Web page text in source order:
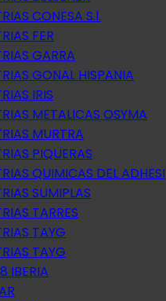
CONESA S.l.
FER
GARRA
GONAL HISPANIA
IRIS
METALICAS OSYMA
MURTRA
PIQUERAS
QUIMICAS DEL ADHESI
SUMIPLAS
TARRES
TAYG
TAYG
IBERIA